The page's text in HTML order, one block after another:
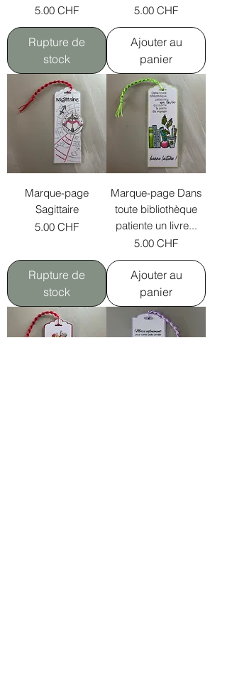
Prix
5.00 CHF
Rupture de
stock
Prix
5.00 CHF
Ajouter au
panier
Marque-page
Sagittaire
Prix
5.00 CHF
Rupture de
stock
Marque-page Dans
toute bibliothèque
patiente un livre...
Prix
5.00 CHF
Ajouter au
panier